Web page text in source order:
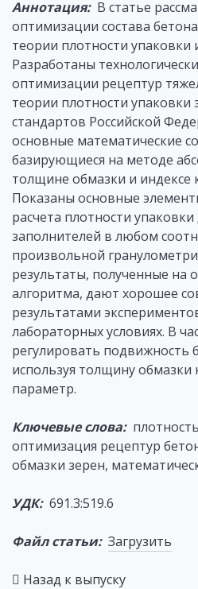
Аннотация:В статье
оптимизации состава
теории плотности
Разработаны
оптимизации рецептур
теории плотности упаковки
стандартов Российской
основные математические
базирующиеся на методе
толщине обмазки и индексе
Показаны основные
расчета плотности
заполнителей в любом
произвольной
результаты, полученные на
алгоритма, дают хорошее
результатами
лабораторных условиях. В
регулировать подвижность
используя толщину обмазки
параметр.
Ключевые слова:
оптимизация рецептур
обмазки зерен,
УДК:691.3:519.6
Файл статьи: Загрузить
Назад к выпуску